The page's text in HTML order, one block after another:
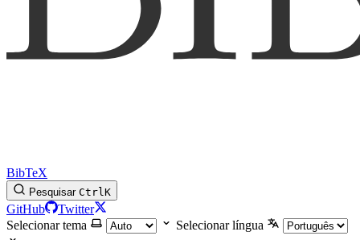
BibTeX
Pesquisar CtrlK
GitHub
Twitter
Selecionar tema
Selecionar língua